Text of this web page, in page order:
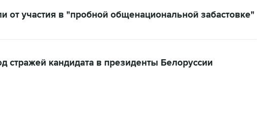
от участия в "пробной общенациональной забастовке"
стражей кандидата в президенты Белоруссии